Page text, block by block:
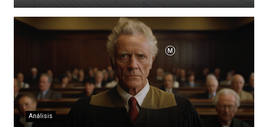
Análisis